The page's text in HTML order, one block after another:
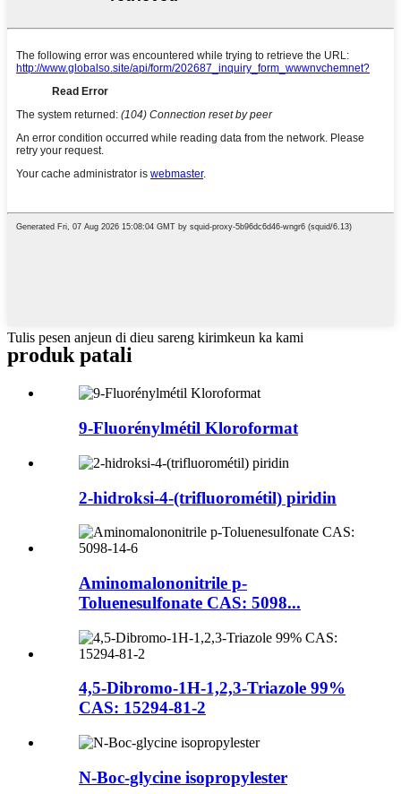
Tulis pesen anjeun di dieu sareng kirimkeun ka kami
produk patali
9-Fluorénylmétil Kloroformat
2-hidroksi-4-(trifluorométil) piridin
Aminomalononitrile p-
Toluenesulfonate CAS: 5098...
4,5-Dibromo-1H-1,2,3-Triazole 99%
CAS: 15294-81-2
N-Boc-glycine isopropylester